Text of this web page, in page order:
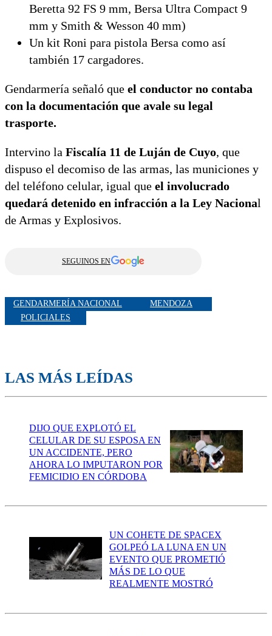
Beretta 92 FS 9 mm, Bersa Ultra Compact 9
mm y Smith & Wesson 40 mm)
Un kit Roni para pistola Bersa como así
también 17 cargadores.
Gendarmería señaló que el conductor no contaba
con la documentación que avale su legal
trasporte.
Intervino la Fiscalía 11 de Luján de Cuyo, que
dispuso el decomiso de las armas, las municiones y
del teléfono celular, igual que el involucrado
quedará detenido en infracción a la Ley Nacional
de Armas y Explosivos.
SEGUINOS EN
GENDARMERÍA NACIONAL
MENDOZA
POLICIALES
LAS MÁS LEÍDAS
DIJO QUE EXPLOTÓ EL
CELULAR DE SU ESPOSA EN
UN ACCIDENTE, PERO
AHORA LO IMPUTARON POR
FEMICIDIO EN CÓRDOBA
UN COHETE DE SPACEX
GOLPEÓ LA LUNA EN UN
EVENTO QUE PROMETIÓ
MÁS DE LO QUE
REALMENTE MOSTRÓ